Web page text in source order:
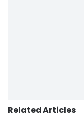
Related Articles